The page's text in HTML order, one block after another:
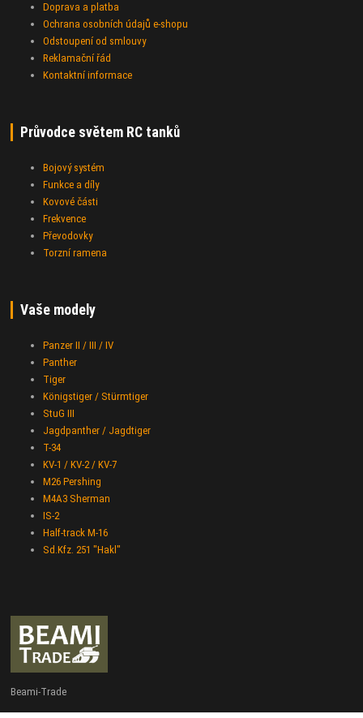
Doprava a platba
Ochrana osobních údajů e-shopu
Odstoupení od smlouvy
Reklamační řád
Kontaktní informace
Průvodce světem RC tanků
Bojový systém
Funkce a díly
Kovové části
Frekvence
Převodovky
Torzní ramena
Vaše modely
Panzer II / III / IV
Panther
Tiger
Königstiger / Stürmtiger
StuG III
Jagdpanther / Jagdtiger
T-34
KV-1 / KV-2 / KV-7
M26 Pershing
M4A3 Sherman
IS-2
Half-track M-16
Sd.Kfz. 251 "Hakl"
Beami-Trade